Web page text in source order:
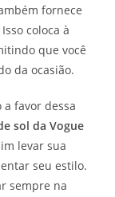
fornece
Isso coloca à
que você
da ocasião.
favor dessa
sol da Vogue
levar sua
seu estilo.
sempre na